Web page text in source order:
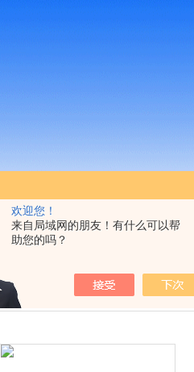
欢迎您！
来自局域网的朋友！有什么可以帮
助您的吗？
我的位置：